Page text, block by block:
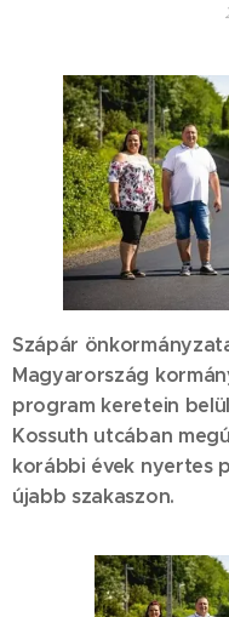
Szápár
Magyarország
program keretein
Kossuth utcában
korábbi évek nyertes
újabb szakaszon.